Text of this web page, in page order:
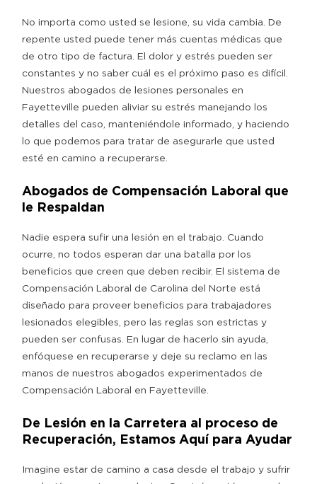
No importa como usted se lesione, su vida cambia. De
repente usted puede tener más cuentas médicas que
de otro tipo de factura. El dolor y estrés pueden ser
constantes y no saber cuál es el próximo paso es difícil.
Nuestros abogados de lesiones personales en
Fayetteville pueden aliviar su estrés manejando los
detalles del caso, manteniéndole informado, y haciendo
lo que podemos para tratar de asegurarle que usted
esté en camino a recuperarse.
Abogados de Compensación Laboral que
le Respaldan
Nadie espera sufir una lesión en el trabajo. Cuando
ocurre, no todos esperan dar una batalla por los
beneficios que creen que deben recibir. El sistema de
Compensación Laboral de Carolina del Norte está
diseñado para proveer beneficios para trabajadores
lesionados elegibles, pero las reglas son estrictas y
pueden ser confusas. En lugar de hacerlo sin ayuda,
enfóquese en recuperarse y deje su reclamo en las
manos de nuestros abogados experimentados de
Compensación Laboral en Fayetteville.
De Lesión en la Carretera al proceso de
Recuperación, Estamos Aquí para Ayudar
Imagine estar de camino a casa desde el trabajo y sufrir